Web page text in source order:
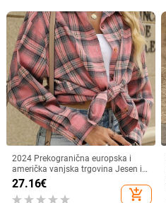
2024 Prekogranična europska i
američka vanjska trgovina Jesen i
zima Nove ženske košulje dugih
rukava karirane košulje
27.16€
add_shopping_cart